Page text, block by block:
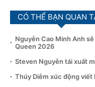
CÓ THỂ BẠN QUAN
Nguyễn Cao Minh Anh
Queen 2026
Steven Nguyễn tái xuất
Thúy Diễm xúc động